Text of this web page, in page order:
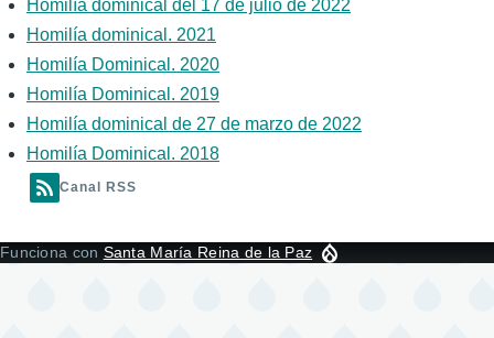
Homilía dominical del 17 de julio de 2022
Homilía dominical. 2021
Homilía Dominical. 2020
Homilía Dominical. 2019
Homilía dominical de 27 de marzo de 2022
Homilía Dominical. 2018
Canal RSS
Funciona con Santa María Reina de la Paz